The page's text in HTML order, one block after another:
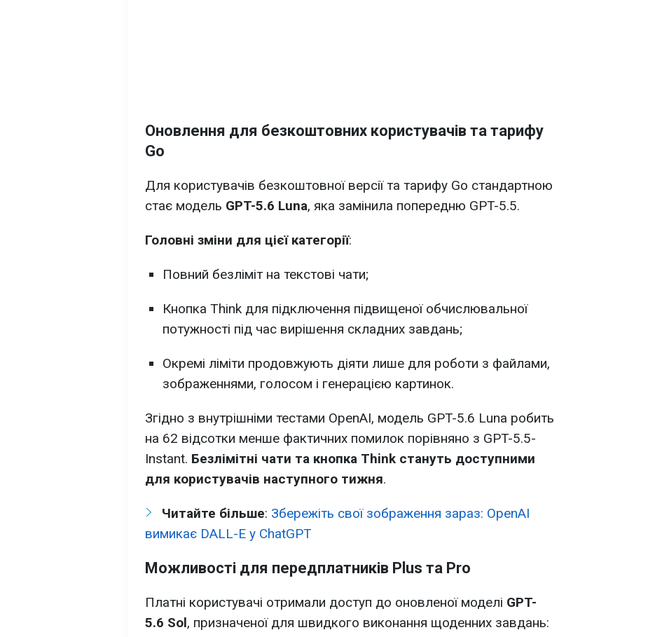
Оновлення для безкоштовних користувачів та тарифу
Go
Для користувачів безкоштовної версії та тарифу Go стандартною
стає модель GPT-5.6 Luna, яка замінила попередню GPT-5.5.
Головні зміни для цієї категорії:
Повний безліміт на текстові чати;
Кнопка Think для підключення підвищеної обчислювальної
потужності під час вирішення складних завдань;
Окремі ліміти продовжують діяти лише для роботи з файлами,
зображеннями, голосом і генерацією картинок.
Згідно з внутрішніми тестами OpenAI, модель GPT-5.6 Luna робить
на 62 відсотки менше фактичних помилок порівняно з GPT-5.5-
Instant. Безлімітні чати та кнопка Think стануть доступними
для користувачів наступного тижня.
Читайте більше: Збережіть свої зображення зараз: OpenAI
вимикає DALL-E у ChatGPT
Можливості для передплатників Plus та Pro
Платні користувачі отримали доступ до оновленої моделі GPT-
5.6 Sol, призначеної для швидкого виконання щоденних завдань: